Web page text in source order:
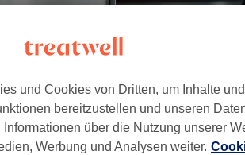
und Cookies von Dritten, um Inhalte
bereitzustellen und unseren
über die Nutzung unserer
Werbung und Analysen weiter.